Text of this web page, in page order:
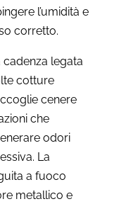
l’umidità e
corretto.
legata
cotture
cenere
che
odori
La
a fuoco
metallico e